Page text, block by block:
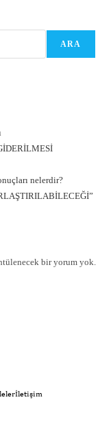
ARA
nelerdir?
bir yorum yok.
İletişim